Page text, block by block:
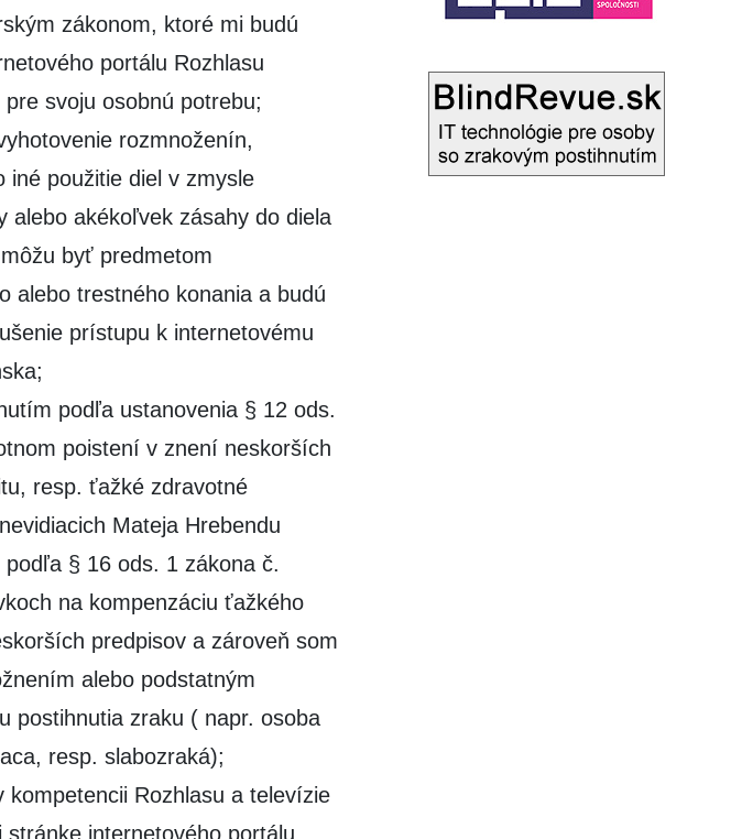
zákonom, ktoré mi budú
portálu Rozhlasu
svoju osobnú potrebu;
rozmnoženín,
iné použitie diel v zmysle
alebo akékoľvek zásahy do diela
byť predmetom
alebo trestného konania a budú
prístupu k internetovému
podľa ustanovenia § 12 ods.
poistení v znení neskorších
resp. ťažké zdravotné
Mateja Hrebendu
§ 16 ods. 1 zákona č.
na kompenzáciu ťažkého
predpisov a zároveň som
alebo podstatným
postihnutia zraku ( napr. osoba
resp. slabozraká);
kompetencii Rozhlasu a televízie
internetového portálu